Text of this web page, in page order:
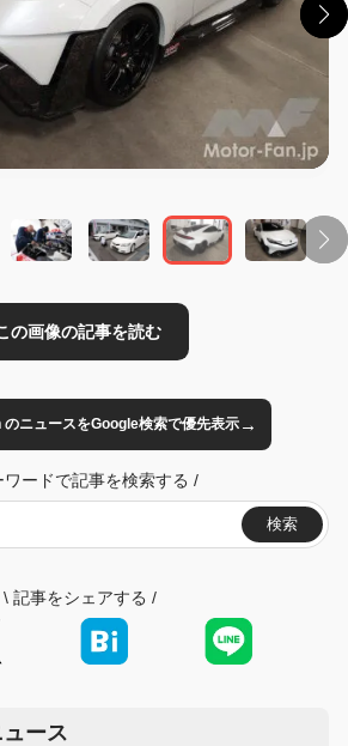
のニュースをGoogle検索で優先表示→
ワードで記事を検索する /
検索
\ 記事をシェアする /
ース